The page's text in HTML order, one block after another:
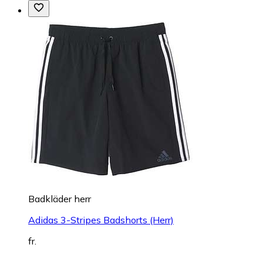
Badkläder herr
Adidas 3-Stripes Badshorts (Herr)
fr.